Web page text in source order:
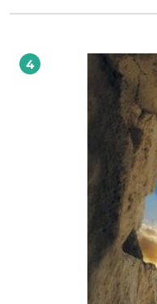
odnajdujemy wydarzenia
Postu i w Roku Wiary, ale
cierpienie odnajduje swój głębszy
krzyżowej został
zakochanego w Piśmie
traktowanej, jako piąta
pomaga nam modlącym się
stanąć przed Chrystusem w
teksty psalmów, ukazuje
jednocześnie ciągle
Zanurzając się myślą w
Testamentu, stajemy się
krzyżową, w której
4